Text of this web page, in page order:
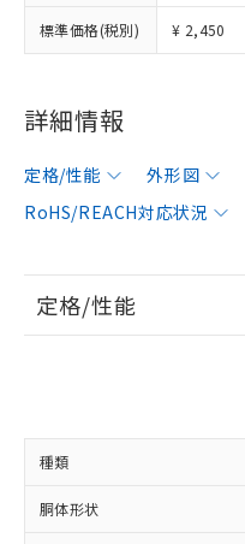
標準価格(税別) ¥ 2,450
詳細情報
定格/性能 外形図
RoHS/REACH対応状況
定格/性能
種類
胴体形状